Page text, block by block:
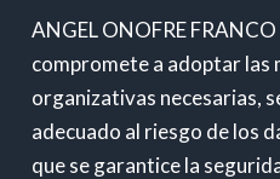
ANGEL ONOFRE FRANCO
compromete a adoptar las
organizativas necesarias,
adecuado al riesgo de los
que se garantice la